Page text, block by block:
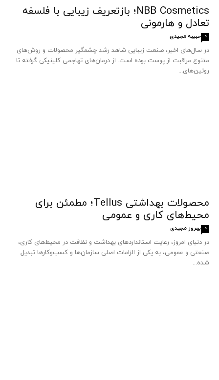
NBB Cosmetics؛ بازتعریف زیبایی با فلسفه
تعادل و هارمونی
حبیبه مجیدی 0
در سال‌های اخیر، صنعت زیبایی شاهد رشد چشمگیر محصولات و روش‌های
متنوع مراقبت از پوست بوده است. از درمان‌های تهاجمی کلینیکی گرفته تا
روتین‌های...
محصولات بهداشتی Tellus؛ مطمئن برای
محیط‌های کاری و عمومی
بهروز مجیدی 0
در دنیای امروز، رعایت استانداردهای بهداشت و نظافت در محیط‌های کاری،
صنعتی و عمومی، به یکی از الزامات اصلی سازمان‌ها و کسب‌وکارها تبدیل
شده...